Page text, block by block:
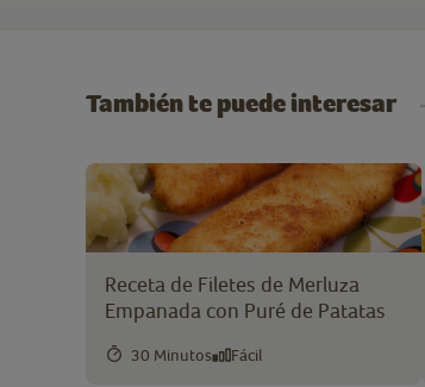
También te puede interesar
Receta de Filetes de Merluza
Empanada con Puré de Patatas
30 Minutos Fácil